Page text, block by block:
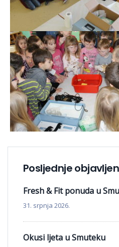
Posljednje
Fresh & Fit ponuda u
31. srpnja 2026.
Okusi ljeta u Smuteku